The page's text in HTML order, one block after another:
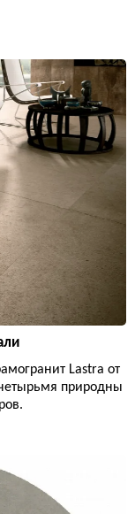
Lastra от
четырьмя природны